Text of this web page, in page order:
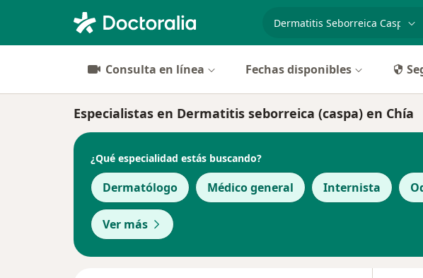
especialidad, enfermedad o
Consulta en línea Fechas disponibles
Especialistas en Dermatitis seborreica (caspa) en Chía
¿Qué especialidad estás buscando?
Dermatólogo Médico general Internista
Ver más